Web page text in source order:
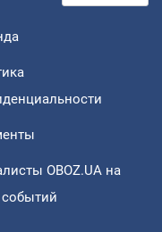
OBOZ.UA на
событий